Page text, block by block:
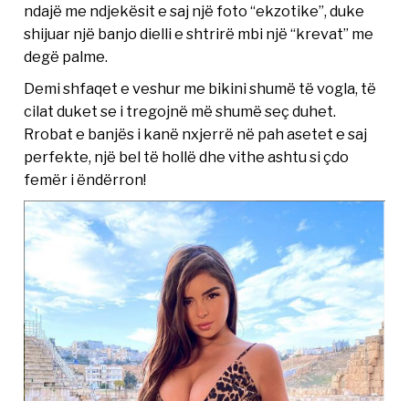
ndajë me ndjekësit e saj një foto “ekzotike”, duke
shijuar një banjo dielli e shtrirë mbi një “krevat” me
degë palme.
Demi shfaqet e veshur me bikini shumë të vogla, të
cilat duket se i tregojnë më shumë seç duhet.
Rrobat e banjës i kanë nxjerrë në pah asetet e saj
perfekte, një bel të hollë dhe vithe ashtu si çdo
femër i ëndërron!